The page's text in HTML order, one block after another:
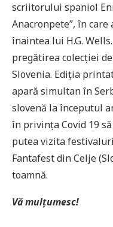
scriitorului spaniol
Anacronpete”, în
înaintea lui H.G.
pregătirea colecției
Slovenia. Ediția
apară simultan în
slovenă la începutul
în privința Covid 19
putea vizita
Fantafest din Celje
toamnă.
Vă mulțumesc!